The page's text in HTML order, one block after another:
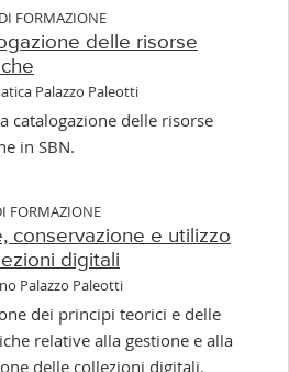
FORMAZIONE
delle risorse
Palazzo Paleotti
catalogazione delle risorse
in SBN.
FORMAZIONE
conservazione e utilizzo
digitali
Palazzo Paleotti
dei principi teorici e delle
relative alla gestione e alla
delle collezioni digitali.